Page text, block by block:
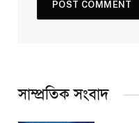
সাম্প্রতিক সংবাদ